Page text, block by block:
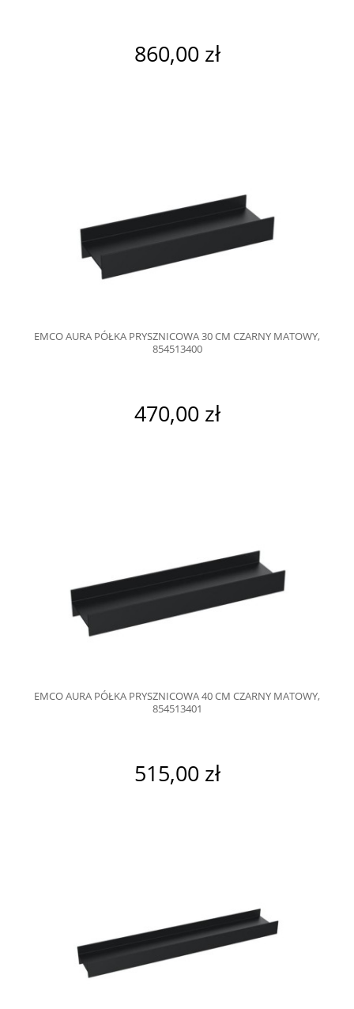
860,00 zł
EMCO AURA PÓŁKA PRYSZNICOWA 30 CM CZARNY MATOWY,
854513400
470,00 zł
EMCO AURA PÓŁKA PRYSZNICOWA 40 CM CZARNY MATOWY,
854513401
515,00 zł